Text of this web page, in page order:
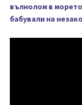
вълнолом в
бабували на